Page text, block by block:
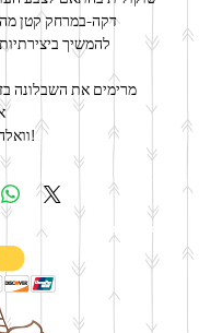
5. וואלה! עוגה מקושטת!